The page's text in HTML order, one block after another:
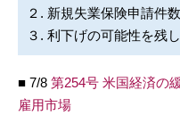
２. 新規失業保険申請件数
３. 利下げの可能性を残
■ 7/8 第254号 米国経済の
雇用市場